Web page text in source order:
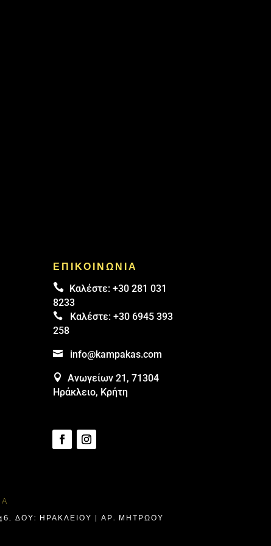
ΕΠΙΚΟΙΝΩΝΙΑ
 Καλέστε:+30 281 031
8233
 Καλέστε:+30 6945 393
258
 info@kampakas.com
 Ανωγείων 21, 71304
Ηράκλειο, Κρήτη
ΔΟΥ: ΗΡΑΚΛΕΊΟΥ | ΑΡ. ΜΗΤΡΩΟΥ